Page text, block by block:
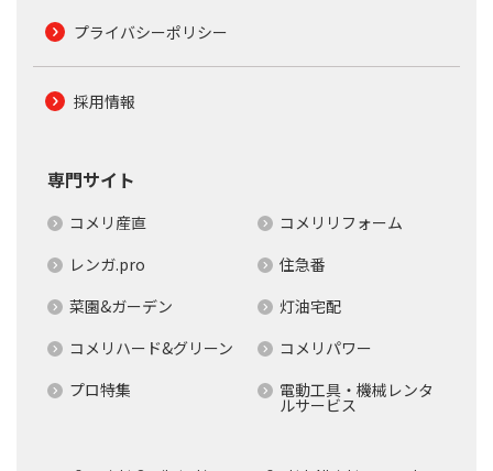
プライバシーポリシー
採用情報
専門サイト
コメリ産直
コメリリフォーム
レンガ.pro
住急番
菜園&ガーデン
灯油宅配
コメリハード&グリーン
コメリパワー
プロ特集
電動工具・機械レンタ
ルサービス